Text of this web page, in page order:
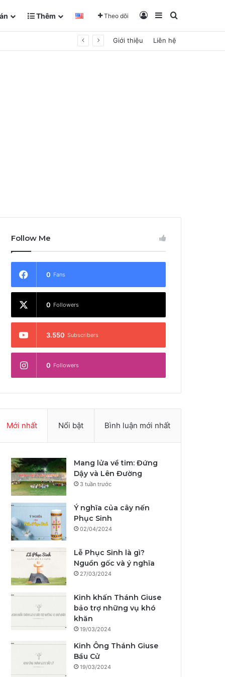
Thêm Theo dõi Đăng Nhập
SidebarTìm kiếm
Giới thiệu Liên hệ
Follow Me
0 Fans
0 Followers
3.550 Subscribers
0 Followers
Mới nhất Nổi bật Bình luận mới nhất
Mang lửa về tim: Đứng
Dậy và Lên Đường
3 tuần trước
Ý nghĩa của cây nến
Phục Sinh
02/04/2024
Lễ Phục Sinh là gì?
Nguồn gốc và ý nghĩa
27/03/2024
Kinh khấn Thánh Giuse
bảo trợ những vụ khó
khăn
19/03/2024
Kinh Ông Thánh Giuse
Bầu Cử
19/03/2024